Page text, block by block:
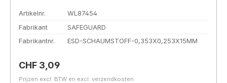
Artikelnr.
WL87454
Fabrikant
SAFEGUARD
Fabrikantnr.
ESD-SCHAUMSTOFF-0,353X0,253X15MM
Normale prijs:
CHF 3,09
Prijzen excl. BTW en excl. verzendkosten